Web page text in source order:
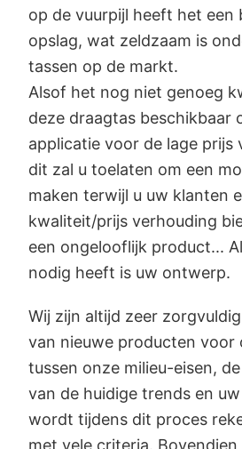
op de vuurpijl heeft het een
opslag, wat zeldzaam is
tassen op de markt.
Alsof het nog niet genoeg
deze draagtas beschikbaar
applicatie voor de lage prijs
dit zal u toelaten om een
maken terwijl u uw klanten
kwaliteit/prijs verhouding
een ongelooflijk product...
nodig heeft is uw ontwerp.
Wij zijn altijd zeer
van nieuwe producten voor
tussen onze milieu-eisen,
van de huidige trends en
wordt tijdens dit proces